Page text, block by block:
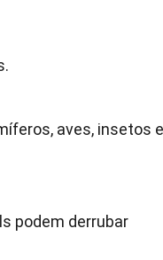
aves, insetos
podem derrubar